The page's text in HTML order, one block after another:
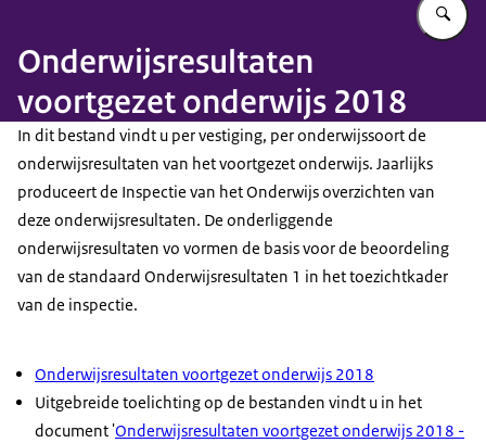
Onderwijsresultaten
voortgezet onderwijs 2018
In dit bestand vindt u per vestiging, per onderwijssoort de
onderwijsresultaten van het voortgezet onderwijs. Jaarlijks
produceert de Inspectie van het Onderwijs overzichten van
deze onderwijsresultaten. De onderliggende
onderwijsresultaten vo vormen de basis voor de beoordeling
van de standaard Onderwijsresultaten 1 in het toezichtkader
van de inspectie.
Onderwijsresultaten voortgezet onderwijs 2018
Uitgebreide toelichting op de bestanden vindt u in het
document 'Onderwijsresultaten voortgezet onderwijs 2018 -